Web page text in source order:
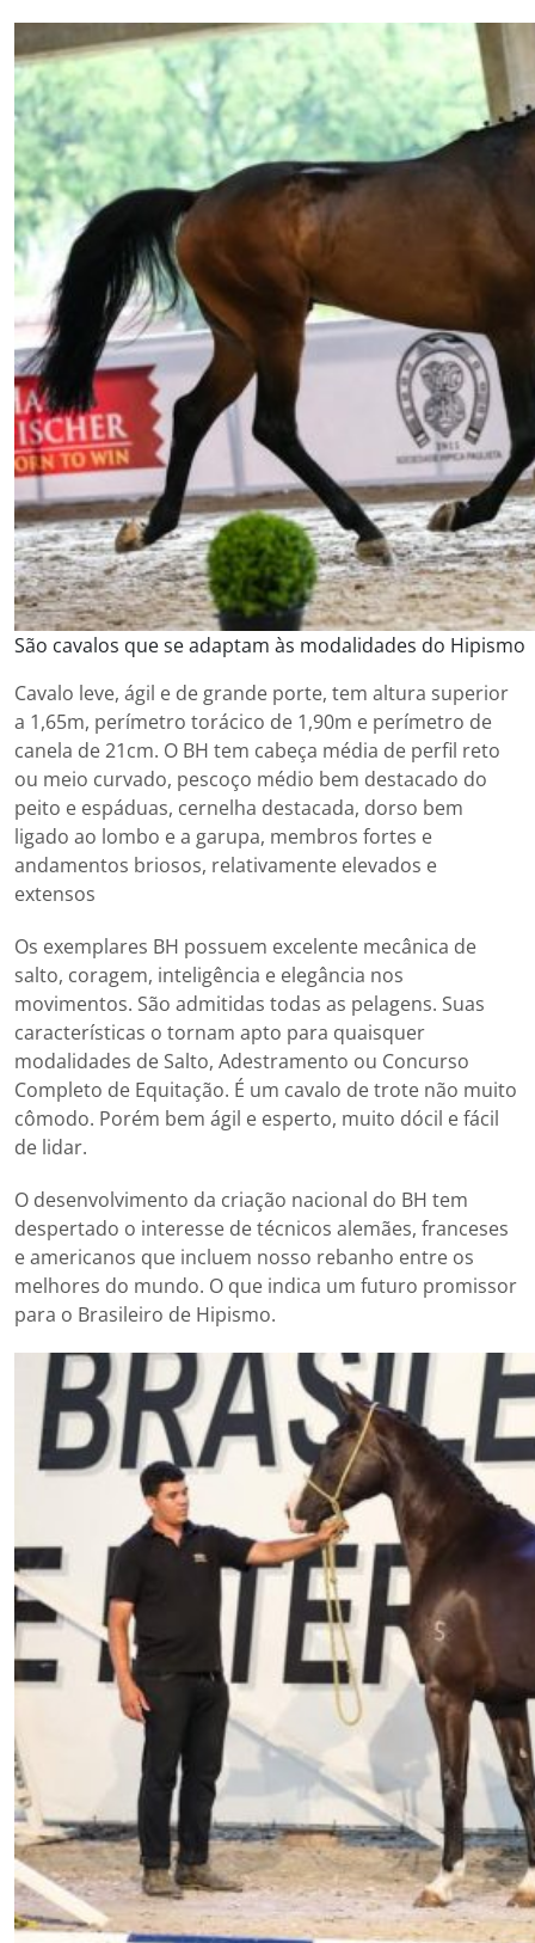
São cavalos que se adaptam às modalidades do Hipismo
Cavalo leve, ágil e de grande porte, tem altura superior
a 1,65m, perímetro torácico de 1,90m e perímetro de
canela de 21cm. O BH tem cabeça média de perfil reto
ou meio curvado, pescoço médio bem destacado do
peito e espáduas, cernelha destacada, dorso bem
ligado ao lombo e a garupa, membros fortes e
andamentos briosos, relativamente elevados e
extensos
Os exemplares BH possuem excelente mecânica de
salto, coragem, inteligência e elegância nos
movimentos. São admitidas todas as pelagens. Suas
características o tornam apto para quaisquer
modalidades de Salto, Adestramento ou Concurso
Completo de Equitação. É um cavalo de trote não muito
cômodo. Porém bem ágil e esperto, muito dócil e fácil
de lidar.
O desenvolvimento da criação nacional do BH tem
despertado o interesse de técnicos alemães, franceses
e americanos que incluem nosso rebanho entre os
melhores do mundo. O que indica um futuro promissor
para o Brasileiro de Hipismo.